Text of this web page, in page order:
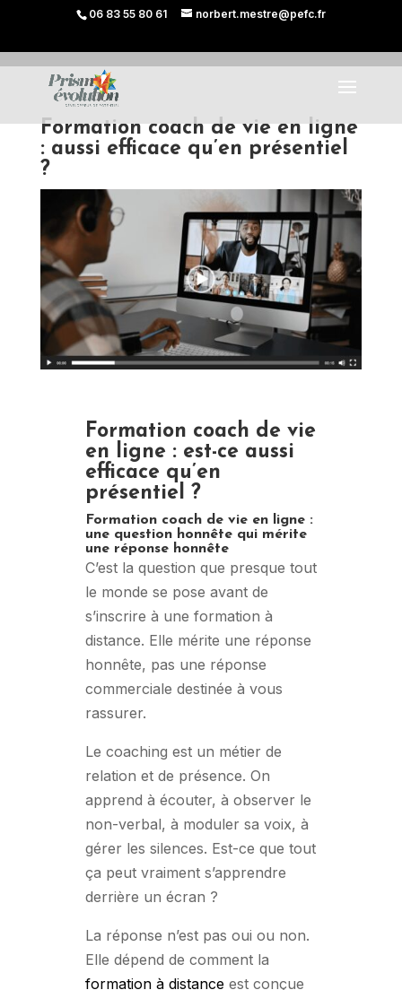
06 83 55 80 61 norbert.mestre@pefc.fr
Formation coach de vie en ligne
: aussi efficace qu’en présentiel
?
Formation coach de vie
en ligne : est-ce aussi
efficace qu’en
présentiel ?
Formation coach de vie en ligne :
une question honnête qui mérite
une réponse honnête
C’est la question que presque tout
le monde se pose avant de
s’inscrire à une formation à
distance. Elle mérite une réponse
honnête, pas une réponse
commerciale destinée à vous
rassurer.
Le coaching est un métier de
relation et de présence. On
apprend à écouter, à observer le
non-verbal, à moduler sa voix, à
gérer les silences. Est-ce que tout
ça peut vraiment s’apprendre
derrière un écran ?
La réponse n’est pas oui ou non.
Elle dépend de comment la
formation à distanceest conçue